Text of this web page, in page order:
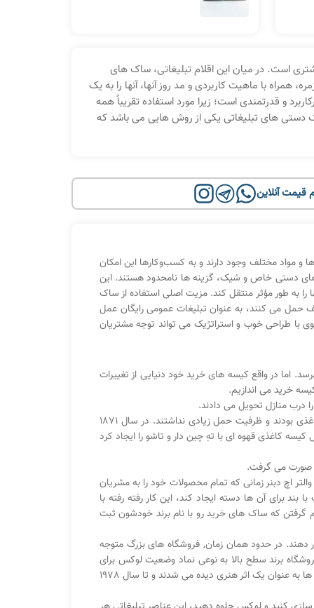
است. در میان این اقلام تبلیغاتی، ساک های
با ماهیت کاربردی و مد روز آنها، آنها را به یک
و قدرتمندی است؛ زیرا مورد استفاده تقریباً همه
دستی های تبلیغاتی یکی از روش هایی می باشد که
قیمت آنلاین
مواد مختلف وجود دارند و به کسب‌وکارها این امکان
های دستی خاص و شیک، گزینه ها نامحدود هستند. این
به طور مؤثر منتقل کند. مزیت اصلی استفاده از ساک
حمل می کنند، به عنوان تبلیغات عمومی رایگان عمل
با طراحی خوب و استراتژیک می تواند توجه مشتریان
اما در واقع کیسه های خرید خود دنیایی از تغییرات
خرید می اندازیم.
فرانسیس وول, یک معلم مدرسه در پنسیلوانیا, یک ماشین برای تولید کیسه خرید کاغذی را اختراع کرد. اینها کیف هایی به سبک پاکت کاغذی بودند و ظرفیت حمل زیادی نداشتند. در سال 1871
کرد که می توانست در عوض کیسه های ته تخت بزرگ تری تولید کند و در سال 1883 چارلز استیلول کیسه کاغذی قهوه ای با تهِ چین دار و تاشو را ایجاد کرد
صورت می گرفت.
اچ دبنر زمانی که تمام محصولات خود را به مشریان
آن ها دسته ایجاد کند، این کار رفته رفته با
گرفتن که ساک های خرید رو با نام برند خودشون ثبت
قرار دهند. در حدود همان زمان, فروشگاه های بزرگ متوجه
برند سطح بالا به نوعی نماد وضعیت لوکس برای
ها به عنوان یک اثر هنری دیده می شدند و تا سال 1978